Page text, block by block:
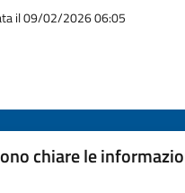
il 09/02/2026 06:05
chiare le